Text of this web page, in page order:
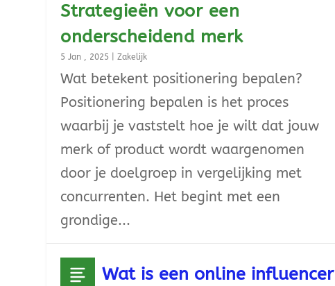
Strategieën voor een
onderscheidend merk
5 Jan , 2025 |Zakelijk
Wat betekent positionering bepalen?
Positionering bepalen is het proces
waarbij je vaststelt hoe je wilt dat jouw
merk of product wordt waargenomen
door je doelgroep in vergelijking met
concurrenten. Het begint met een
grondige...
Wat is een online influencer